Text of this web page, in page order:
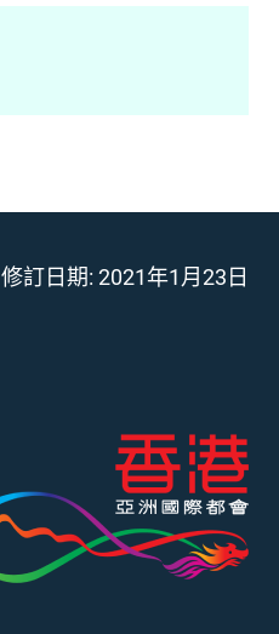
修訂日期: 2021年1月23日